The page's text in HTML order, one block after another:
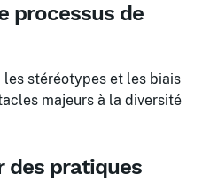
processus de
les stéréotypes et les biais
majeurs à la diversité
des pratiques